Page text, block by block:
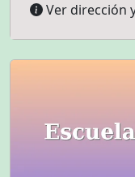
Ver dirección